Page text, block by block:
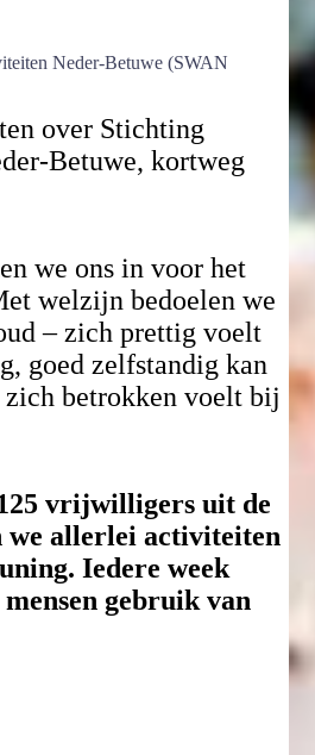
Neder-Betuwe (SWAN
over Stichting
Betuwe, kortweg
we ons in voor het
welzijn bedoelen we
– zich prettig voelt
goed zelfstandig kan
betrokken voelt bij
vrijwilligers uit de
we allerlei activiteiten
Iedere week
gebruik van